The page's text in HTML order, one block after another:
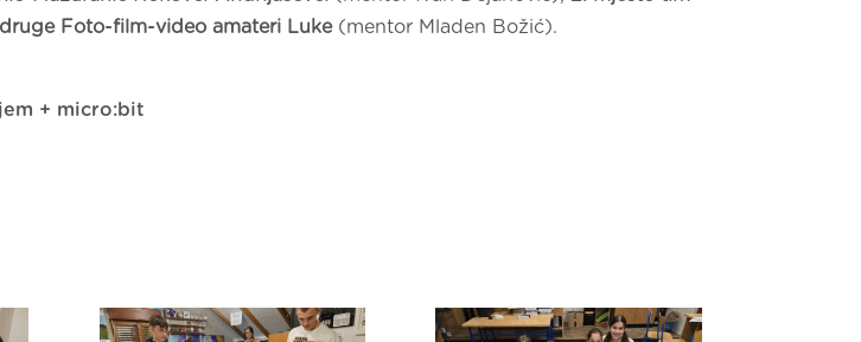
Foto-film-video amateri Luke(mentor Mladen Božić).
+ micro:bit